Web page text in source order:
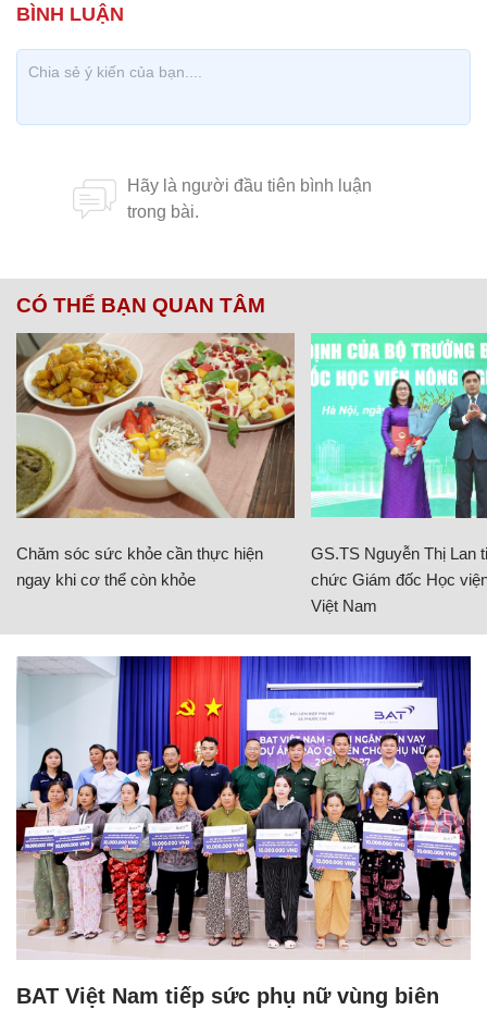
CÓ THỂ BẠN QUAN TÂM
Chăm sóc sức khỏe cần thực hiện
ngay khi cơ thể còn khỏe
GS.TS Nguyễn Thị Lan
chức Giám đốc Học
Việt Nam
BAT Việt Nam tiếp sức phụ nữ vùng biên